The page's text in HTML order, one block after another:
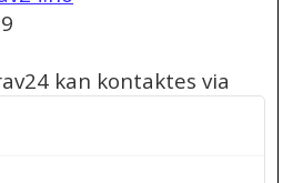
kan kontaktes via